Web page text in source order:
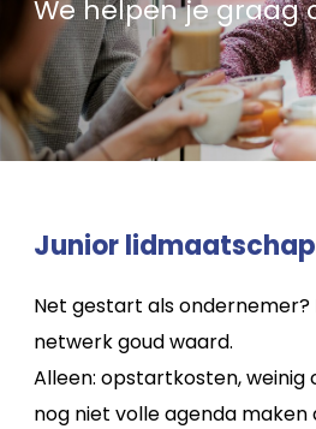
We helpen je graag
Junior lidmaatschap
Net gestart als ondernemer?
netwerk goud waard.
Alleen: opstartkosten, weinig
nog niet volle agenda maken